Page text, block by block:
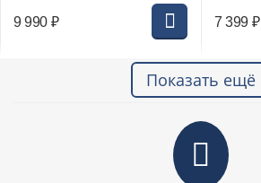
9 990 ₽ 7 399 ₽
Показать ещё